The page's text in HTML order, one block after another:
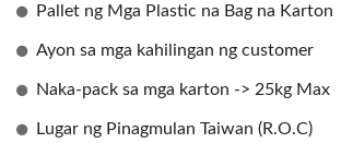
Pallet ng Mga Plastic na Bag na Karton
Ayon sa mga kahilingan ng customer
Naka-pack sa mga karton -> 25kg Max
Lugar ng Pinagmulan Taiwan (R.O.C)